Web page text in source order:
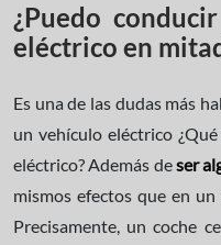
¿Puedo
eléctrico en
Es una de las dudas más
un vehículo eléctrico
eléctrico? Además deser
mismos efectos que en
Precisamente, un coche